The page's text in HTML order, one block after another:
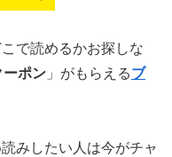
で読めるかお探しな
ーポン 」がもらえるブ
みしたい人は今がチャ